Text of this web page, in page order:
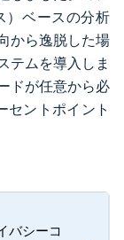
）ベースの分析
から逸脱した場
テムを導入しま
ドが任意から必
セントポイント
バシーコ